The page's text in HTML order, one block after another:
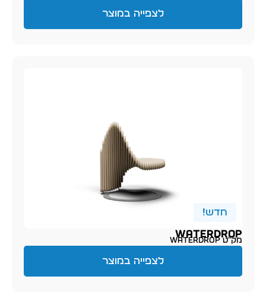
לצפייה במוצר
חדש!
WATERDROP
מק״ט waterdrop
לצפייה במוצר